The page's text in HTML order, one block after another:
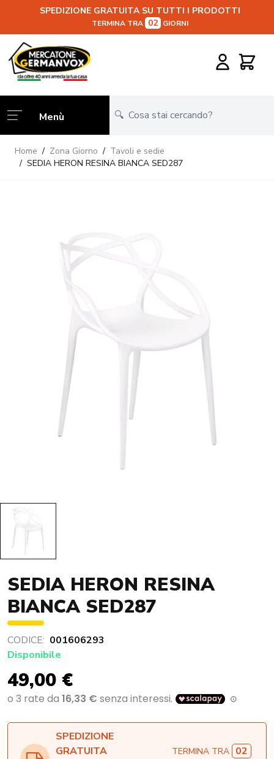
SPEDIZIONE GRATUITA SU TUTTI I PRODOTTI
TERMINA TRA 02 GIORNI
Salta al contenuto
Carrello
Menù
Home / Zona Giorno / Tavoli e sedie
/ SEDIA HERON RESINA BIANCA SED287
SEDIA HERON RESINA
BIANCA SED287
CODICE: 001606293
Disponibile
49,00 €
SPEDIZIONE
GRATUITA
TERMINA TRA 02